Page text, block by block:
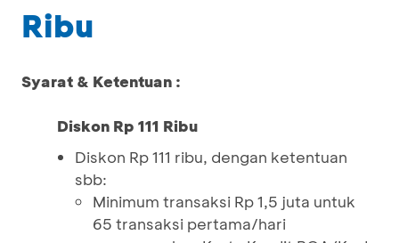
Ribu
Syarat & Ketentuan :
Diskon Rp 111 Ribu
Diskon Rp 111 ribu, dengan ketentuan
sbb:
Minimum transaksi Rp 1,5 juta untuk
65 transaksi pertama/hari